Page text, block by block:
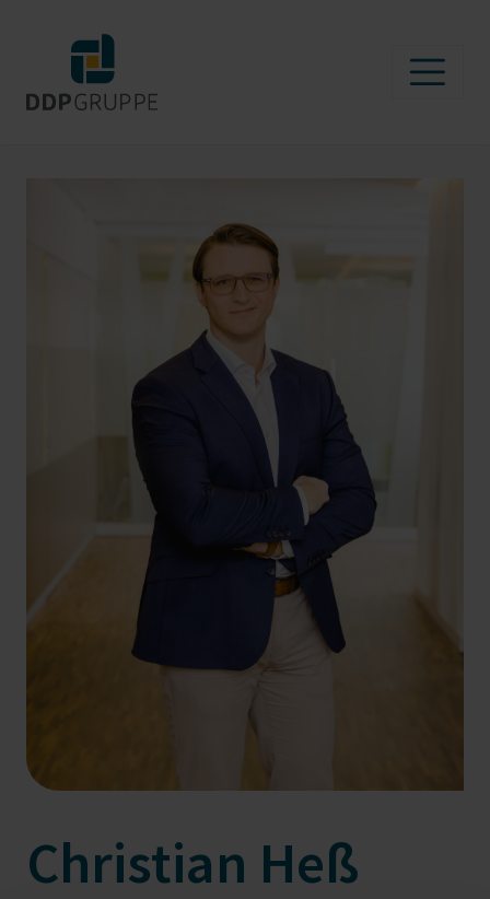
Christian Heß